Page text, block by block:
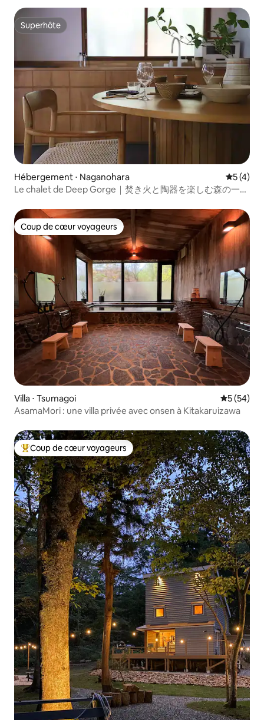
Superhôte
Superhôte
Hébergement ⋅ Naganohara
5 (4)
Le chalet de Deep Gorge｜焚き火と陶器を楽しむ森の一棟
Coup de cœur voyageurs
Coup de cœur voyageurs
Villa ⋅ Tsumagoi
5 (54)
AsamaMori : une villa privée avec onsen à Kitakaruizawa
Coups de cœur voyageurs les plus appréciés
Coup de cœur voyageurs